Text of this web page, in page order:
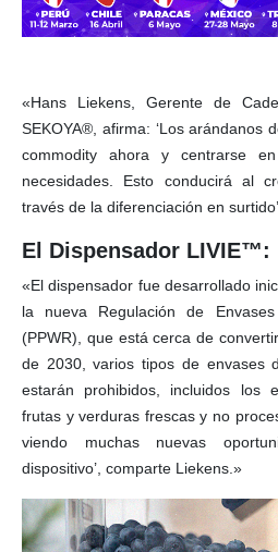
«Hans Liekens, Gerente de
SEKOYA®, afirma: ‘Los arándanos
commodity ahora y centrarse
necesidades. Esto conducirá al
través de la diferenciación en
El Dispensador LIVIE™:
«El dispensador fue desarrollado
la nueva Regulación de
(PPWR), que está cerca de
de 2030, varios tipos de envases
estarán prohibidos, incluidos los
frutas y verduras frescas y no
viendo muchas nuevas
dispositivo’, comparte Liekens.»